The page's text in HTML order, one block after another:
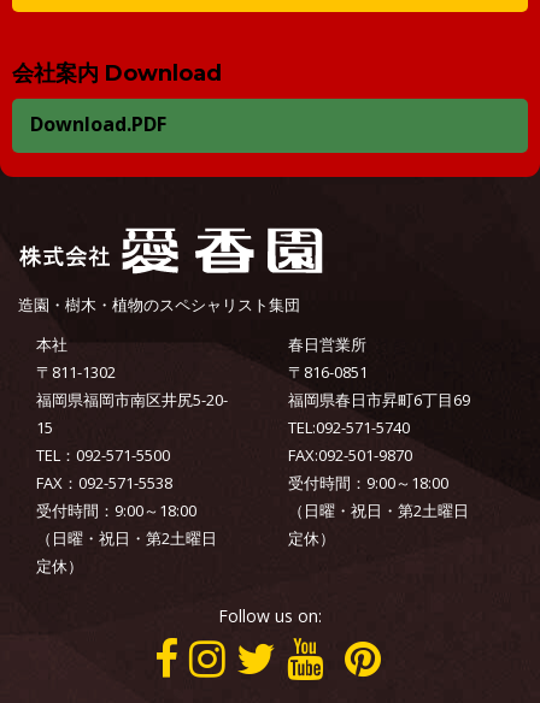
会社案内 Download
Download.PDF
造園・樹木・植物のスペシャリスト集団
本社
〒811-1302
福岡県福岡市南区井尻5-20-
15
TEL：092-571-5500
FAX：092-571-5538
受付時間：9:00～18:00
（日曜・祝日・第2土曜日
定休）
春日営業所
〒816-0851
福岡県春日市昇町6丁目69
TEL:092-571-5740
FAX:092-501-9870
受付時間：9:00～18:00
（日曜・祝日・第2土曜日
定休）
Follow us on: